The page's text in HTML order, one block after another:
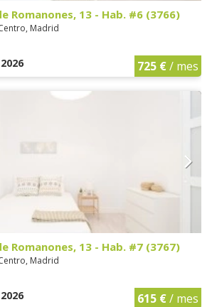
Romanones, 13 - Hab. #6 (3766)
Madrid
725 €/ mes
Romanones, 13 - Hab. #7 (3767)
Madrid
615 €/ mes